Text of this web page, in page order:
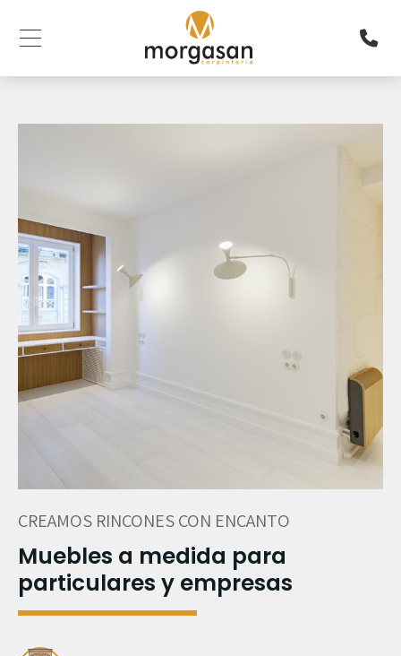
CREAMOS RINCONES CON ENCANTO
Muebles a medida para
particulares y empresas